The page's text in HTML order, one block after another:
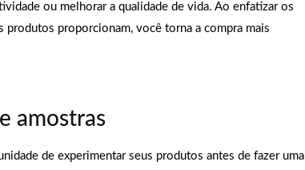
ou melhorar a qualidade de vida. Ao enfatizar os
produtos proporcionam, você torna a compra mais
amostras
de experimentar seus produtos antes de fazer uma